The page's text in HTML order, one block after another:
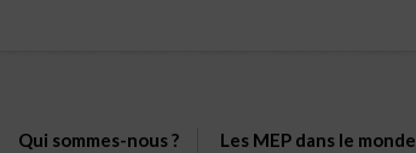
Qui sommes-nous ? Les MEP dans le monde